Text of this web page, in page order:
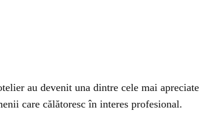
au devenit una dintre cele mai apreciate
care călătoresc în interes profesional.